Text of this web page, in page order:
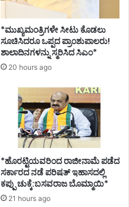
*ಮುಖ್ಯಮಂತ್ರಿಗಳೇ ಸೀಟು ಕೊಡಲು
ಸೂಚಿಸಿದರೂ ಒಪ್ಪದ ಪ್ರಾಂಶುಪಾಲರು!
ಶಾಲಾದಿನಗಳನ್ನು ಸ್ಮರಿಸಿದ ಸಿಎಂ*
20 hours ago
*ಹೊರಟ್ಟಿಯವರಿಂದ ರಾಜೀನಾಮೆ ಪಡೆದ
ಸರ್ಕಾರದ ನಡೆ ಪರಿಷತ್ ಇಹಾಸದಲ್ಲಿ
ಕಪ್ಪು ಚುಕ್ಕೆ:ಬಸವರಾಜ ಬೊಮ್ಮಾಯಿ*
21 hours ago